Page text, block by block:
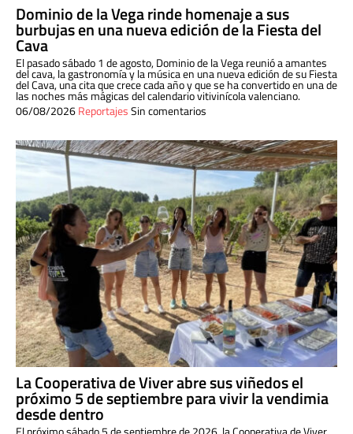
Dominio de la Vega rinde homenaje a sus
burbujas en una nueva edición de la Fiesta del
Cava
El pasado sábado 1 de agosto, Dominio de la Vega reunió a amantes
del cava, la gastronomía y la música en una nueva edición de su Fiesta
del Cava, una cita que crece cada año y que se ha convertido en una de
las noches más mágicas del calendario vitivinícola valenciano.
06/08/2026ReportajesSin comentarios
La Cooperativa de Viver abre sus viñedos el
próximo 5 de septiembre para vivir la vendimia
desde dentro